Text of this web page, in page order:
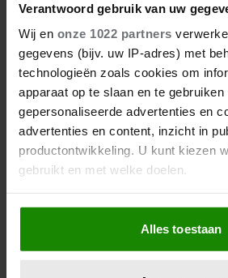
Verantwoord gebruik van uw
Wij en onze 1022 partners
gegevens (bijv. uw IP-adres) met
technologieën zoals cookies om
apparaat op te slaan en te
gepersonaliseerde advertenties en
advertenties en content, inzicht in
productontwikkeling. U kunt kiezen
gebruikt en met welke doelen.
Als u het toestaat, willen we ook
Informatie verzamelen over
locatie, die tot een paar meter
Alles toestaan
TERUGKEER JUAN
DEZE ROYALS
BIJ
Het leek een grote familiereünie, toch ontbrak een
aantal namen.